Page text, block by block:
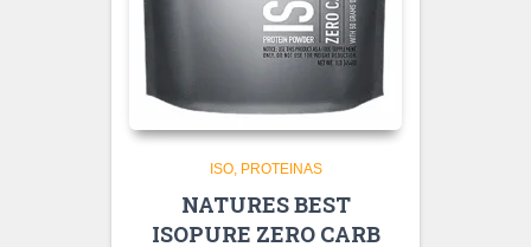
ISO PROTEINAS
NATURES BEST
ISOPURE ZERO CARB